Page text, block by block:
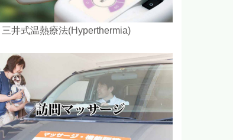
三井式温熱療法(Hyperthermia)